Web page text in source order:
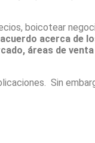
boicotear
acerca de
áreas de
Sin